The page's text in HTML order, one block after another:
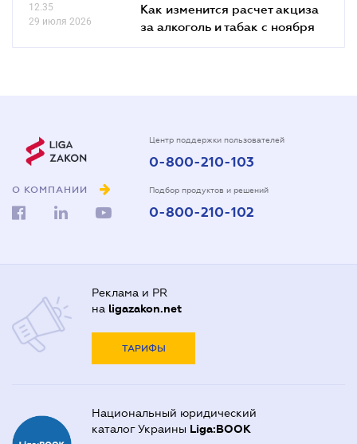
12.35
29 июля 2026
Как изменится расчет акциза
за алкоголь и табак с ноября
О КОМПАНИИ
Центр поддержки пользователей
0-800-210-103
Подбор продуктов и решений
0-800-210-102
Реклама и PR
на ligazakon.net
ТАРИФЫ
Национальный юридический
каталог Украины Liga:BOOK